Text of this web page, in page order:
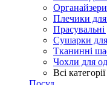
Плечики для
Сушарки
Тканинні
Чохли для
Всі